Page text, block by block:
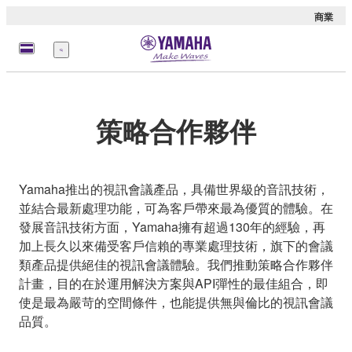
商業
選
單
策略合作夥伴
Yamaha推出的視訊會議產品，具備世界級的音訊技術，
並結合最新處理功能，可為客戶帶來最為優質的體驗。在
發展音訊技術方面，Yamaha擁有超過130年的經驗，再
加上長久以來備受客戶信賴的專業處理技術，旗下的會議
類產品提供絕佳的視訊會議體驗。我們推動策略合作夥伴
計畫，目的在於運用解決方案與API彈性的最佳組合，即
使是最為嚴苛的空間條件，也能提供無與倫比的視訊會議
品質。